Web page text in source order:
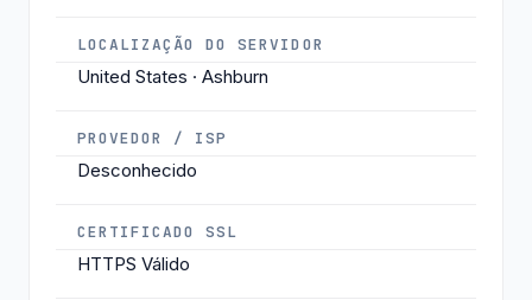
LOCALIZAÇÃO DO SERVIDOR
United States · Ashburn
PROVEDOR / ISP
Desconhecido
CERTIFICADO SSL
HTTPS Válido